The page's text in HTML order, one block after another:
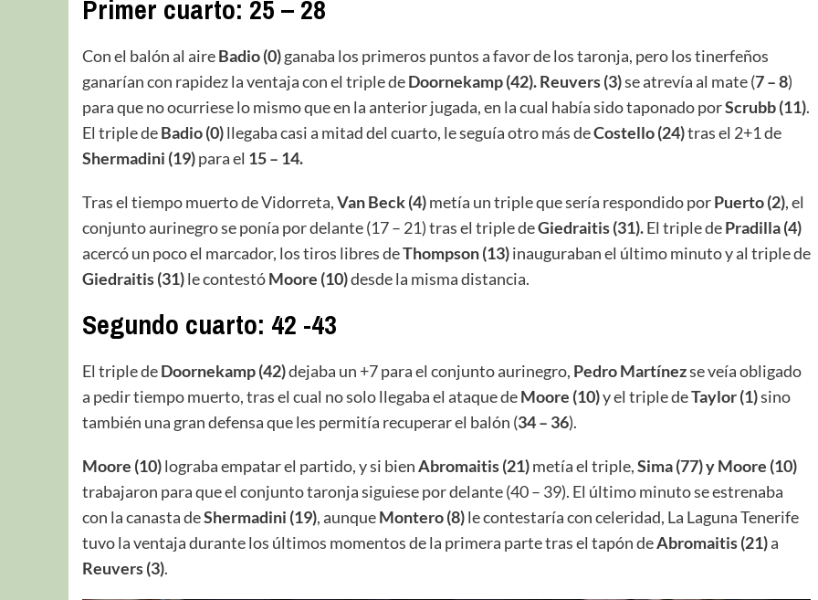
Primer cuarto: 25 – 28
Con el balón al aireBadio (0)ganaba los primeros puntos a favor de los taronja, pero los tinerfeños
ganarían con rapidez la ventaja con el triple deDoornekamp (42). Reuvers (3)se atrevía al mate (7 – 8)
para que no ocurriese lo mismo que en la anterior jugada, en la cual había sido taponado porScrubb (11).
El triple deBadio (0)llegaba casi a mitad del cuarto, le seguía otro más deCostello (24)tras el 2+1 de
Shermadini (19)para el 15 – 14.
Tras el tiempo muerto de Vidorreta,Van Beck (4)metía un triple que sería respondido porPuerto (2), el
conjunto aurinegro se ponía por delante (17 – 21) tras el triple deGiedraitis (31).El triple dePradilla (4)
acercó un poco el marcador, los tiros libres deThompson (13)inauguraban el último minuto y al triple de
Giedraitis (31)le contestóMoore (10)desde la misma distancia.
Segundo cuarto: 42 -43
El triple deDoornekamp (42)dejaba un +7 para el conjunto aurinegro, Pedro Martínezse veía obligado
a pedir tiempo muerto, tras el cual no solo llegaba el ataque deMoore (10)y el triple deTaylor (1)sino
también una gran defensa que les permitía recuperar el balón (34 – 36).
Moore (10)lograba empatar el partido, y si bienAbromaitis (21)metía el triple,Sima (77) y Moore (10)
trabajaron para que el conjunto taronja siguiese por delante (40 – 39). El último minuto se estrenaba
con la canasta deShermadini (19), aunqueMontero (8)le contestaría con celeridad, La Laguna Tenerife
tuvo la ventaja durante los últimos momentos de la primera parte tras el tapón deAbromaitis (21)a
Reuvers (3).